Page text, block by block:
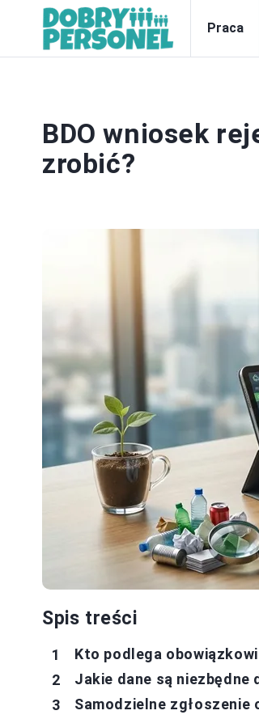
Praca
BDO wniosek
zrobić?
Spis treści
Kto podlega
Jakie dane są niezbędne
Samodzielne